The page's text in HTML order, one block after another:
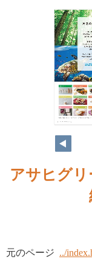
アサヒグ
元のページ ../